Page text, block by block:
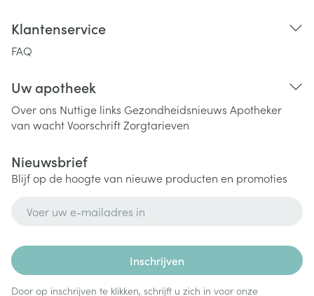
Klantenservice
FAQ
Uw apotheek
Over ons Nuttige links Gezondheidsnieuws Apotheker
van wachtVoorschriftZorgtarieven
Nieuwsbrief
Blijf op de hoogte van nieuwe producten en promoties
Inschrijven
Door op inschrijven te klikken, schrijft u zich in voor onze